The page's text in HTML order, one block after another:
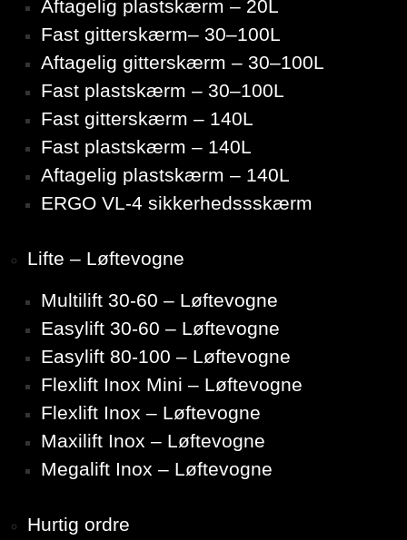
Aftagelig plastskærm – 20L
Fast gitterskærm– 30–100L
Aftagelig gitterskærm – 30–100L
Fast plastskærm – 30–100L
Fast gitterskærm – 140L
Fast plastskærm – 140L
Aftagelig plastskærm – 140L
ERGO VL-4 sikkerhedssskærm
Lifte – Løftevogne
Multilift 30-60 – Løftevogne
Easylift 30-60 – Løftevogne
Easylift 80-100 – Løftevogne
Flexlift Inox Mini – Løftevogne
Flexlift Inox – Løftevogne
Maxilift Inox – Løftevogne
Megalift Inox – Løftevogne
Hurtig ordre